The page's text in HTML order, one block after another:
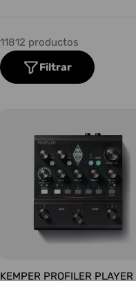
11812 productos
Filtrar
KEMPER PROFILER PLAYER